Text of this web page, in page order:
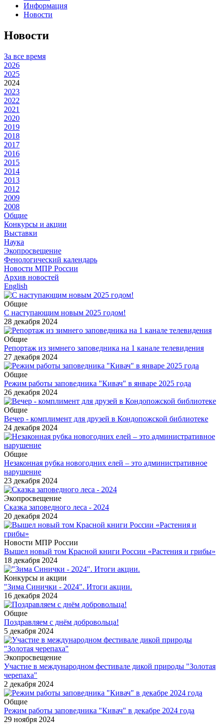
Информация
Новости
Новости
За все время
2026
2025
2024
2023
2022
2021
2020
2019
2018
2017
2016
2015
2014
2013
2012
2009
2008
Общие
Конкурсы и акции
Выставки
Наука
Экопросвещение
Фенологический календарь
Новости МПР России
Архив новостей
English
Общие
С наступающим новым 2025 годом!
28 декабря 2024
Общие
Репортаж из зимнего заповедника на 1 канале телевидения
27 декабря 2024
Общие
Режим работы заповедника "Кивач" в январе 2025 года
26 декабря 2024
Общие
Вечер - комплимент для друзей в Кондопожской библиотеке
24 декабря 2024
Общие
Незаконная рубка новогодних елей – это административное
нарушение
23 декабря 2024
Экопросвещение
Сказка заповедного леса - 2024
20 декабря 2024
Новости МПР России
Вышел новый том Красной книги России «Растения и грибы»
18 декабря 2024
Конкурсы и акции
"Зима Синички - 2024". Итоги акции.
16 декабря 2024
Общие
Поздравляем с днём добровольца!
5 декабря 2024
Экопросвещение
Участие в международном фестивале дикой природы "Золотая
черепаха"
2 декабря 2024
Общие
Режим работы заповедника "Кивач" в декабре 2024 года
29 ноября 2024